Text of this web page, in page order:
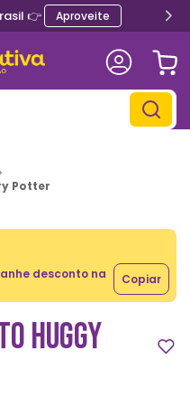
Ganhe 5% de
Potter
desconto na
Copiar
HUGGY